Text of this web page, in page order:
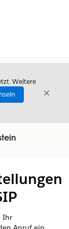
Weitere
Ihr